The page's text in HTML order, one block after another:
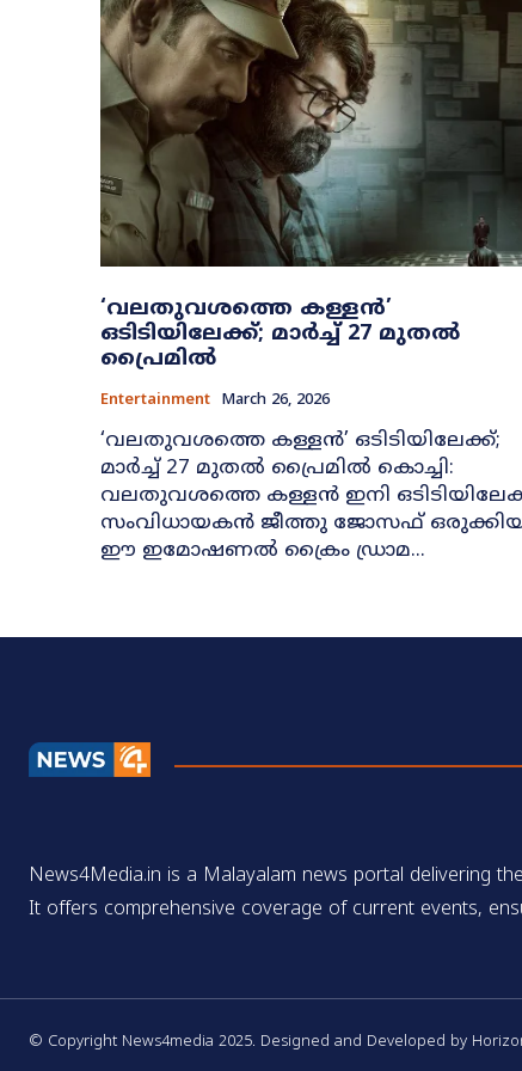
‘വലതുവശത്തെ കള്ളൻ’
ഒടിടിയിലേക്ക്; മാർച്ച് 27 മുതൽ
പ്രൈമിൽ
Entertainment March 26, 2026
‘വലതുവശത്തെ കള്ളൻ’ ഒടിടിയിലേക്ക്;
മാർച്ച് 27 മുതൽ പ്രൈമിൽ കൊച്ചി:
വലതുവശത്തെ കള്ളൻ ഇനി
സംവിധായകൻ ജീത്തു ജോസഫ്
ഈ ഇമോഷണൽ ക്രൈം ഡ്രാമ...
News4Media.in is a Malayalam news portal delivering
It offers comprehensive coverage of current events,
© Copyright News4media 2025. Designed and Developed by